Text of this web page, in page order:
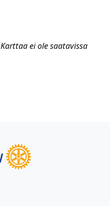
Karttaa ei ole saatavissa